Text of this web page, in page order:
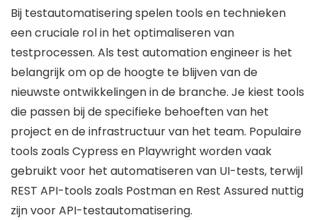
Bij testautomatisering spelen tools en technieken
een cruciale rol in het optimaliseren van
testprocessen. Als test automation engineer is het
belangrijk om op de hoogte te blijven van de
nieuwste ontwikkelingen in de branche. Je kiest tools
die passen bij de specifieke behoeften van het
project en de infrastructuur van het team. Populaire
tools zoals Cypress en Playwright worden vaak
gebruikt voor het automatiseren van UI-tests, terwijl
REST API-tools zoals Postman en Rest Assured nuttig
zijn voor API-testautomatisering.